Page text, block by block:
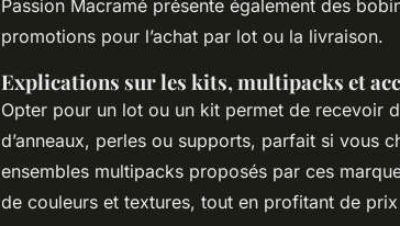
Passion Macramé présente également des
promotions pour l’achat par lot ou la livraison.
Explications sur les kits, multipacks et
Opter pour un lot ou un kit permet de recevoir
d’anneaux, perles ou supports, parfait si vous
ensembles multipacks proposés par ces
de couleurs et textures, tout en profitant de